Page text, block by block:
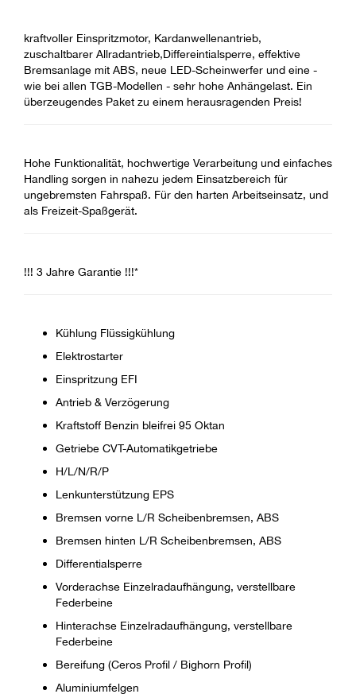
kraftvoller Einspritzmotor, Kardanwellenantrieb,
zuschaltbarer Allradantrieb,Differeintialsperre, effektive
Bremsanlage mit ABS, neue LED-Scheinwerfer und eine -
wie bei allen TGB-Modellen - sehr hohe Anhängelast. Ein
überzeugendes Paket zu einem herausragenden Preis!
Hohe Funktionalität, hochwertige Verarbeitung und einfaches
Handling sorgen in nahezu jedem Einsatzbereich für
ungebremsten Fahrspaß. Für den harten Arbeitseinsatz, und
als Freizeit-Spaßgerät.
!!! 3 Jahre Garantie !!!*
Kühlung Flüssigkühlung
Elektrostarter
Einspritzung EFI
Antrieb & Verzögerung
Kraftstoff Benzin bleifrei 95 Oktan
Getriebe CVT-Automatikgetriebe
H/L/N/R/P
Lenkunterstützung EPS
Bremsen vorne L/R Scheibenbremsen, ABS
Bremsen hinten L/R Scheibenbremsen, ABS
Differentialsperre
Vorderachse Einzelradaufhängung, verstellbare
Federbeine
Hinterachse Einzelradaufhängung, verstellbare
Federbeine
Bereifung (Ceros Profil / Bighorn Profil)
Aluminiumfelgen